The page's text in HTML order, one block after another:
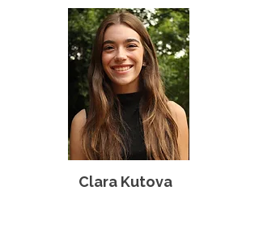
Clara Kutova